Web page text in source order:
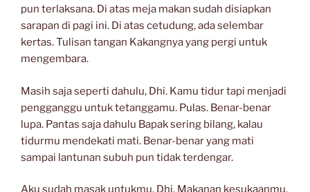
pun terlaksana. Di atas meja makan sudah disiapkan
sarapan di pagi ini. Di atas cetudung, ada selembar
kertas. Tulisan tangan Kakangnya yang pergi untuk
mengembara.
Masih saja seperti dahulu, Dhi. Kamu tidur tapi menjadi
pengganggu untuk tetanggamu. Pulas. Benar-benar
lupa. Pantas saja dahulu Bapak sering bilang, kalau
tidurmu mendekati mati. Benar-benar yang mati
sampai lantunan subuh pun tidak terdengar.
Aku sudah masak untukmu, Dhi. Makanan kesukaanmu,